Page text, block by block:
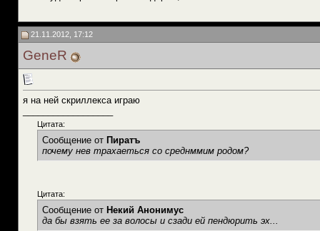
21.11.2012, 17:12
GeneR
я на ней скриллекса играю
Цитата:
Сообщение от Пиратъ
почему нев трахаеться со среднммим родом?
Цитата:
Сообщение от Некий Анонимус
да бы взять ее за волосы и сзади ей пендюрить эх...